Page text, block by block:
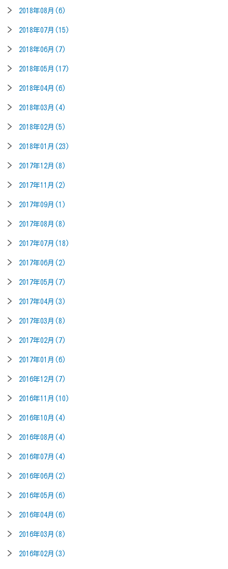
2018年08月(6)
2018年07月(15)
2018年06月(7)
2018年05月(17)
2018年04月(6)
2018年03月(4)
2018年02月(5)
2018年01月(23)
2017年12月(8)
2017年11月(2)
2017年09月(1)
2017年08月(8)
2017年07月(18)
2017年06月(2)
2017年05月(7)
2017年04月(3)
2017年03月(8)
2017年02月(7)
2017年01月(6)
2016年12月(7)
2016年11月(10)
2016年10月(4)
2016年08月(4)
2016年07月(4)
2016年06月(2)
2016年05月(6)
2016年04月(6)
2016年03月(8)
2016年02月(3)